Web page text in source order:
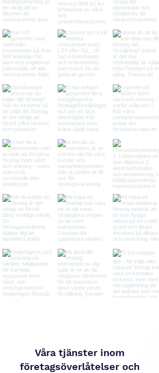
Våra tjänster inom
företagsöverlåtelser och